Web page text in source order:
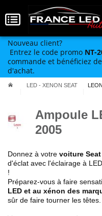
Nouveau client?
Entrez le code promo NT-
commande et bénéficiez
d'achat.
LED - XENON SEAT
Ampoule
2005
Donnez à votre voiture Seat
d'éclat avec l'éclairage à
!
Préparez-vous à faire
LED et au xénon des
sûr de faire tourner les têtes.